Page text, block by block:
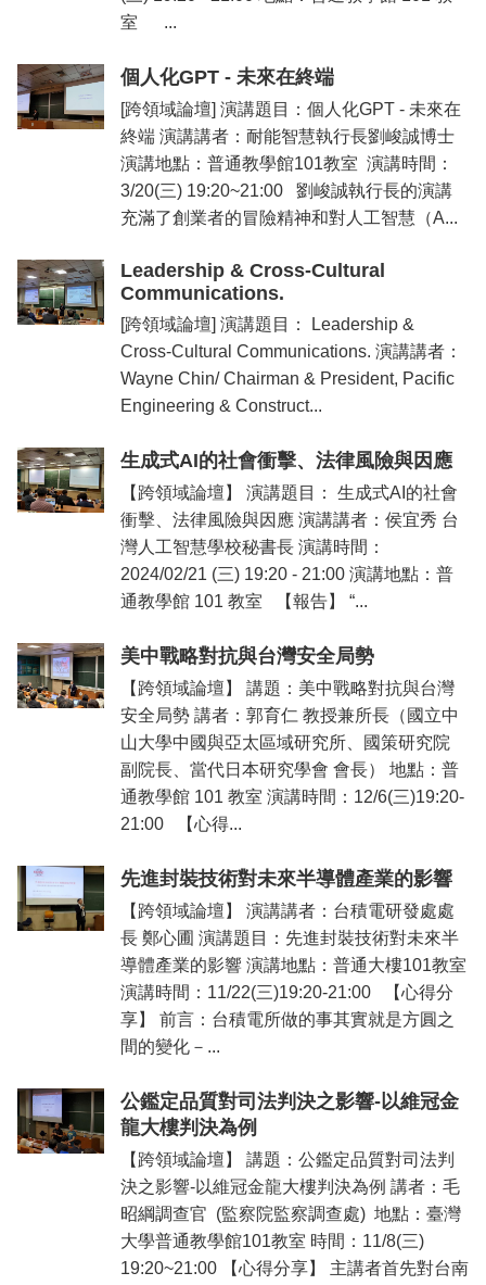
室 ...
個人化GPT - 未來在終端
[跨領域論壇] 演講題目：個人化GPT - 未來在
終端 演講講者：耐能智慧執行長劉峻誠博士
演講地點：普通教學館101教室 演講時間：
3/20(三) 19:20~21:00 劉峻誠執行長的演講
充滿了創業者的冒險精神和對人工智慧（A...
Leadership & Cross-Cultural
Communications.
[跨領域論壇] 演講題目： Leadership &
Cross-Cultural Communications. 演講講者：
Wayne Chin/ Chairman & President, Pacific
Engineering & Construct...
生成式AI的社會衝擊、法律風險與因應
【跨領域論壇】 演講題目： 生成式AI的社會
衝擊、法律風險與因應 演講講者：侯宜秀 台
灣人工智慧學校秘書長 演講時間：
2024/02/21 (三) 19:20 - 21:00 演講地點：普
通教學館 101 教室 【報告】 “...
美中戰略對抗與台灣安全局勢
【跨領域論壇】 講題：美中戰略對抗與台灣
安全局勢 講者：郭育仁 教授兼所長（國立中
山大學中國與亞太區域研究所、國策研究院
副院長、當代日本研究學會 會長） 地點：普
通教學館 101 教室 演講時間：12/6(三)19:20-
21:00 【心得...
先進封裝技術對未來半導體產業的影響
【跨領域論壇】 演講講者：台積電研發處處
長 鄭心圃 演講題目：先進封裝技術對未來半
導體產業的影響 演講地點：普通大樓101教室
演講時間：11/22(三)19:20-21:00 【心得分
享】 前言：台積電所做的事其實就是方圓之
間的變化－...
公鑑定品質對司法判決之影響-以維冠金
龍大樓判決為例
【跨領域論壇】 講題：公鑑定品質對司法判
決之影響-以維冠金龍大樓判決為例 講者：毛
昭綱調查官 (監察院監察調查處) 地點：臺灣
大學普通教學館101教室 時間：11/8(三)
19:20~21:00 【心得分享】 主講者首先對台南